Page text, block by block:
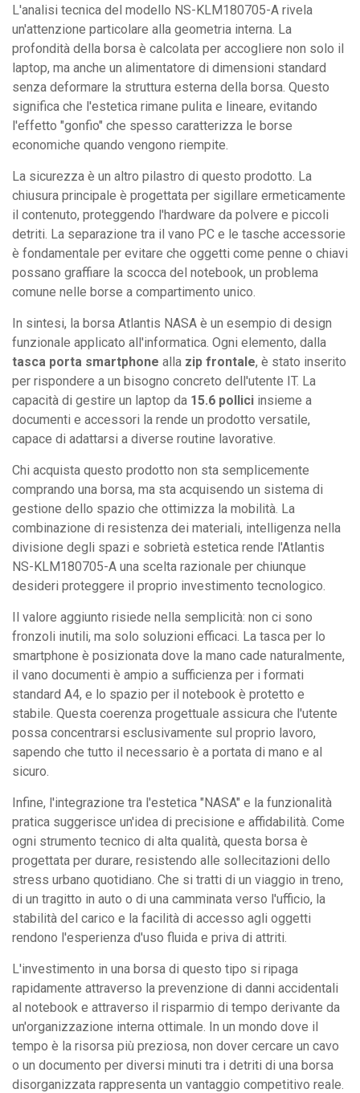
L'analisi tecnica del modello NS-KLM180705-A rivela
un'attenzione particolare alla geometria interna. La
profondità della borsa è calcolata per accogliere non solo il
laptop, ma anche un alimentatore di dimensioni standard
senza deformare la struttura esterna della borsa. Questo
significa che l'estetica rimane pulita e lineare, evitando
l'effetto "gonfio" che spesso caratterizza le borse
economiche quando vengono riempite.
La sicurezza è un altro pilastro di questo prodotto. La
chiusura principale è progettata per sigillare ermeticamente
il contenuto, proteggendo l'hardware da polvere e piccoli
detriti. La separazione tra il vano PC e le tasche accessorie
è fondamentale per evitare che oggetti come penne o chiavi
possano graffiare la scocca del notebook, un problema
comune nelle borse a compartimento unico.
In sintesi, la borsa Atlantis NASA è un esempio di design
funzionale applicato all'informatica. Ogni elemento, dalla
tasca porta smartphone alla zip frontale, è stato inserito
per rispondere a un bisogno concreto dell'utente IT. La
capacità di gestire un laptop da 15.6 pollici insieme a
documenti e accessori la rende un prodotto versatile,
capace di adattarsi a diverse routine lavorative.
Chi acquista questo prodotto non sta semplicemente
comprando una borsa, ma sta acquisendo un sistema di
gestione dello spazio che ottimizza la mobilità. La
combinazione di resistenza dei materiali, intelligenza nella
divisione degli spazi e sobrietà estetica rende l'Atlantis
NS-KLM180705-A una scelta razionale per chiunque
desideri proteggere il proprio investimento tecnologico.
Il valore aggiunto risiede nella semplicità: non ci sono
fronzoli inutili, ma solo soluzioni efficaci. La tasca per lo
smartphone è posizionata dove la mano cade naturalmente,
il vano documenti è ampio a sufficienza per i formati
standard A4, e lo spazio per il notebook è protetto e
stabile. Questa coerenza progettuale assicura che l'utente
possa concentrarsi esclusivamente sul proprio lavoro,
sapendo che tutto il necessario è a portata di mano e al
sicuro.
Infine, l'integrazione tra l'estetica "NASA" e la funzionalità
pratica suggerisce un'idea di precisione e affidabilità. Come
ogni strumento tecnico di alta qualità, questa borsa è
progettata per durare, resistendo alle sollecitazioni dello
stress urbano quotidiano. Che si tratti di un viaggio in treno,
di un tragitto in auto o di una camminata verso l'ufficio, la
stabilità del carico e la facilità di accesso agli oggetti
rendono l'esperienza d'uso fluida e priva di attriti.
L'investimento in una borsa di questo tipo si ripaga
rapidamente attraverso la prevenzione di danni accidentali
al notebook e attraverso il risparmio di tempo derivante da
un'organizzazione interna ottimale. In un mondo dove il
tempo è la risorsa più preziosa, non dover cercare un cavo
o un documento per diversi minuti tra i detriti di una borsa
disorganizzata rappresenta un vantaggio competitivo reale.